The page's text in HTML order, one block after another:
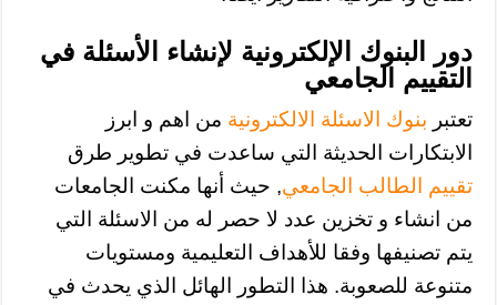
دور البنوك الإلكترونية لإنشاء الأسئلة في
التقييم الجامعي
تعتبر بنوك الاسئلة الالكترونية من اهم و ابرز
الابتكارات الحديثة التي ساعدت في تطوير طرق
تقييم الطالب الجامعي, حيث أنها مكنت الجامعات
من انشاء و تخزين عدد لا حصر له من الاسئلة التي
يتم تصنيفها وفقا للأهداف التعليمية ومستويات
متنوعة للصعوبة. هذا التطور الهائل الذي يحدث في